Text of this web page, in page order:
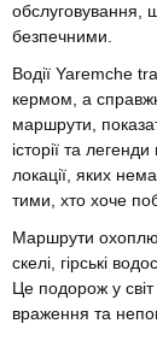
обслуговування,
безпечними.
Водії Yaremche
кермом, а
маршрути,
історії та
локації, яких
тими, хто хоче
Маршрути
скелі, гірські
Це подорож у
враження та